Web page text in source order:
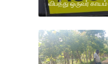
விபத்து ஒருவர் காயம்